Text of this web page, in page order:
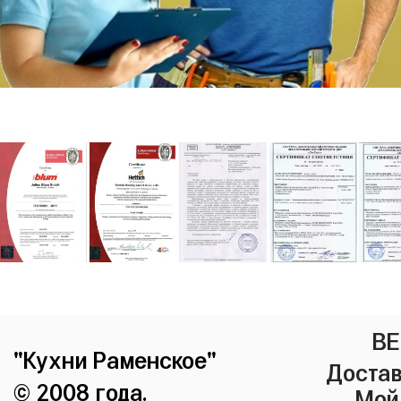
"Кухни Раменское"
© 2008 года.